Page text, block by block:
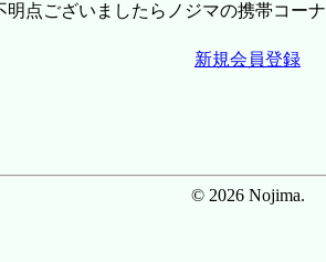
点ございましたらノジマの携帯コーナ
新規会員登録
© 2026 Nojima.